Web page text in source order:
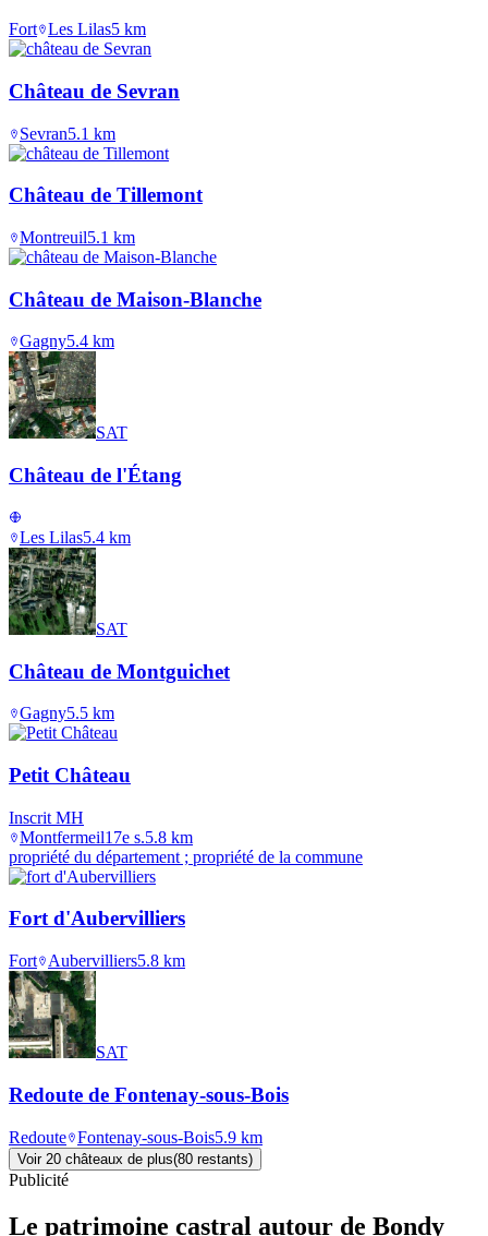
Fort Les Lilas5 km
Château de Sevran
Sevran5.1 km
Château de Tillemont
Montreuil5.1 km
Château de Maison-Blanche
Gagny5.4 km
SAT
Château de l'Étang
Les Lilas5.4 km
SAT
Château de Montguichet
Gagny5.5 km
Petit Château
Inscrit MH
Montfermeil17e s.5.8 km
propriété du département ; propriété de la commune
Fort d'Aubervilliers
Fort Aubervilliers5.8 km
SAT
Redoute de Fontenay-sous-Bois
Redoute Fontenay-sous-Bois5.9 km
Voir 20 châteaux de plus(80 restants)
Publicité
Le patrimoine castral autour de Bondy